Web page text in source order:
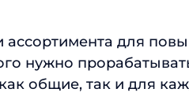
ассортимента для
нужно
общие, так и для